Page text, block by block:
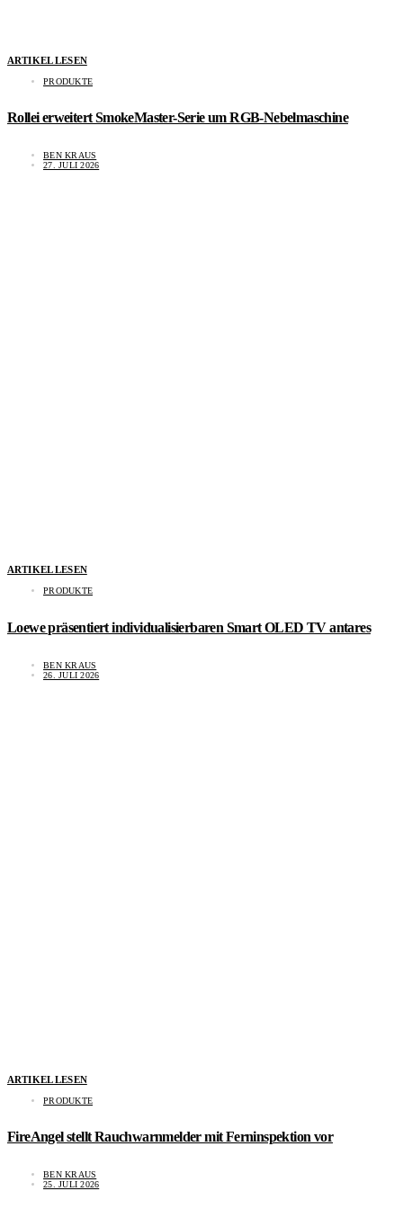
ARTIKEL LESEN
PRODUKTE
Rollei erweitert SmokeMaster-Serie um RGB-Nebelmaschine
BEN KRAUS
27. JULI 2026
ARTIKEL LESEN
PRODUKTE
Loewe präsentiert individualisierbaren Smart OLED TV antares
BEN KRAUS
26. JULI 2026
ARTIKEL LESEN
PRODUKTE
FireAngel stellt Rauchwarnmelder mit Ferninspektion vor
BEN KRAUS
25. JULI 2026